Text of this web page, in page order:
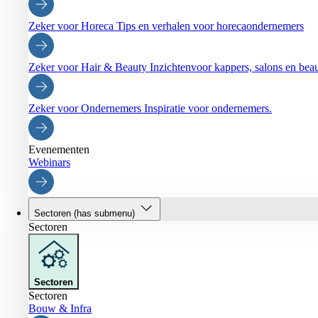
Zeker voor Horeca Tips en verhalen voor horecaondernemers
Zeker voor Hair & Beauty Inzichtenvoor kappers, salons en
Zeker voor Ondernemers Inspiratie voor ondernemers.
Evenementen
Webinars
Sectoren (has submenu)
Sectoren
Sectoren
Sectoren
Bouw & Infra